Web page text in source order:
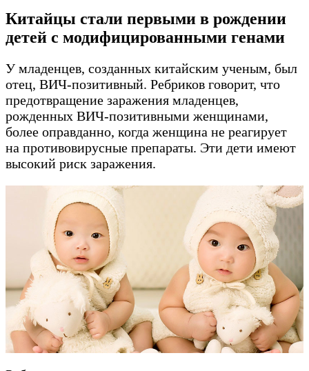
Китайцы стали первыми в рождении
детей с модифицированными генами
У младенцев, созданных китайским ученым, был
отец, ВИЧ-позитивный. Ребриков говорит, что
предотвращение заражения младенцев,
рожденных ВИЧ-позитивными женщинами,
более оправданно, когда женщина не реагирует
на противовирусные препараты. Эти дети имеют
высокий риск заражения.